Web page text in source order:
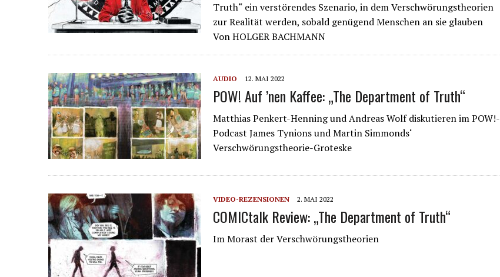
Truth“ ein verstörendes Szenario, in dem Verschwörungstheorien
zur Realität werden, sobald genügend Menschen an sie glauben
Von HOLGER BACHMANN
AUDIO 12. MAI 2022
POW! Auf ’nen Kaffee: „The Department of Truth“
Matthias Penkert-Henning und Andreas Wolf diskutieren im POW!-
Podcast James Tynions und Martin Simmonds‘
Verschwörungstheorie-Groteske
VIDEO-REZENSIONEN 2. MAI 2022
COMICtalk Review: „The Department of Truth“
Im Morast der Verschwörungstheorien